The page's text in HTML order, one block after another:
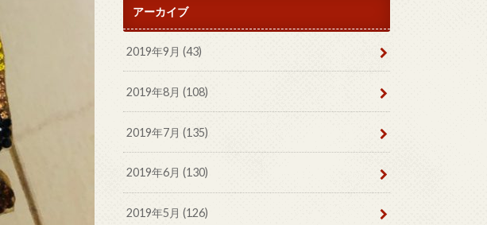
アーカイブ
2019年9月 (43)
2019年8月 (108)
2019年7月 (135)
2019年6月 (130)
2019年5月 (126)